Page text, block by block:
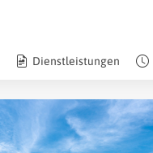
Dienstleistungen